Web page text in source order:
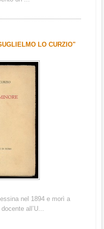
LO CURZIO"
nel 1894 e morì a
all’U...